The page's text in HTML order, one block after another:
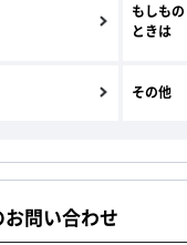
もしもの
ときは
その他
問い合わせ